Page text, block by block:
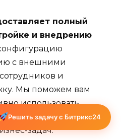
полный
и внедрению
с внешними
и
Мы поможем вам
использовать
версии Битрикс24
задач.
Решить задачу с Битрикс24